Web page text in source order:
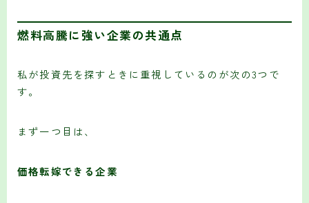
燃料高騰に強い企業の共通点
私が投資先を探すときに重視しているのが次の3つで
す。
まず一つ目は、
価格転嫁できる企業